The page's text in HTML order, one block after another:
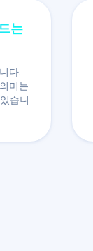
는
다.
미는
습니